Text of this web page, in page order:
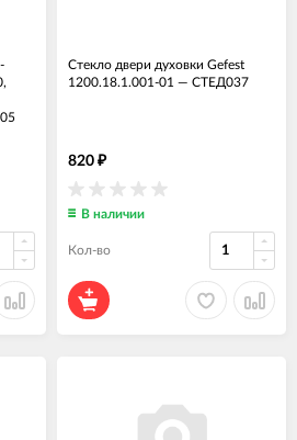
Стекло двери духовки Gefest
1200.18.1.001-01 — СТЕД037
820 ₽
В наличии
Кол-во